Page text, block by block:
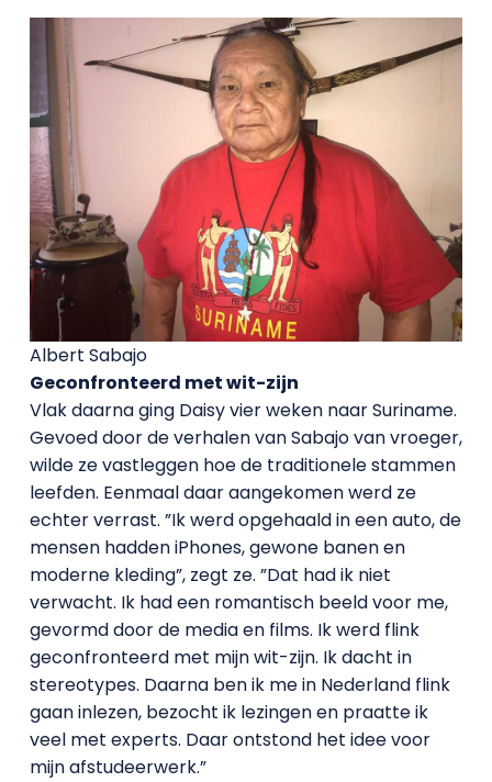
Albert Sabajo
Geconfronteerd met wit-zijn
Vlak daarna ging Daisy vier weken naar Suriname.
Gevoed door de verhalen van Sabajo van vroeger,
wilde ze vastleggen hoe de traditionele stammen
leefden. Eenmaal daar aangekomen werd ze
echter verrast. ”Ik werd opgehaald in een auto, de
mensen hadden iPhones, gewone banen en
moderne kleding”, zegt ze. ”Dat had ik niet
verwacht. Ik had een romantisch beeld voor me,
gevormd door de media en films. Ik werd flink
geconfronteerd met mijn wit-zijn. Ik dacht in
stereotypes. Daarna ben ik me in Nederland flink
gaan inlezen, bezocht ik lezingen en praatte ik
veel met experts. Daar ontstond het idee voor
mijn afstudeerwerk.”